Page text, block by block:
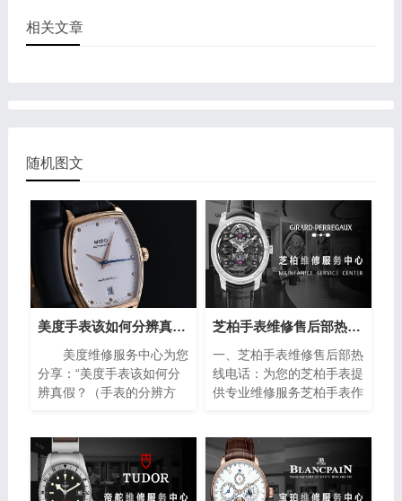
相关文章
随机图文
美度手表该如何分辨真假？（手表的分辨方法）
美度维修服务中心为您
分享：“美度手表该如何分
辨真假？（手表的分辨方
精湛的工艺和高品质的材料
而闻名于世。然而，随着假
冒产品的泛滥，如何准确鉴
芝柏手表维修售后部热线电话(专业芝柏手表维修服务，售后热线24小时为您解答)
一、芝柏手表维修售后部热
线电话：为您的芝柏手表提
供专业维修服务芝柏手表作
全球消费者的青睐。然而，
即使是最优质的手表也无法
避免出现故障或需要保养的